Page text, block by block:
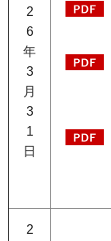
2
6
年
3
月
3
1
日
2